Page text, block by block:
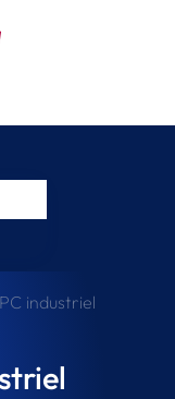
industriel